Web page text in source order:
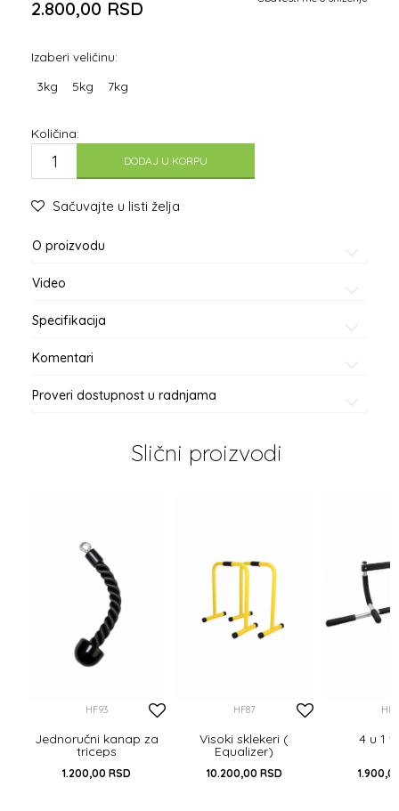
2.800,00 RSD
Izaberi veličinu:
3kg 5kg 7kg
Količina:
DODAJ U KORPU
Sačuvajte u listi želja
O proizvodu
Video
Specifikacija
Komentari
Proveri dostupnost u radnjama
Slični proizvodi
HF93
Jednoručni kanap za
triceps
1.200,00 RSD
HF87
Visoki sklekeri (
Equalizer)
10.200,00 RSD
4 u 1